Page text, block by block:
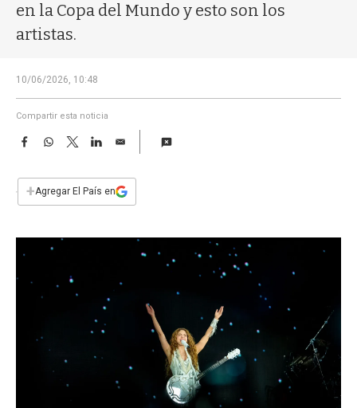
en la Copa del Mundo y esto son los
artistas.
10/06/2026, 10:48
Compartir esta noticia
F
e
b
W
s
p
T
w
t
L
E
i
l
+Agregar El País en